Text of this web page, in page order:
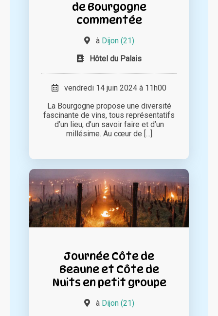
de Bourgogne
commentée
à Dijon (21)
Hôtel du Palais
vendredi 14 juin 2024 à 11h00
La Bourgogne propose une diversité
fascinante de vins, tous représentatifs
d’un lieu, d’un savoir faire et d’un
millésime. Au cœur de [...]
Journée Côte de
Beaune et Côte de
Nuits en petit groupe
à Dijon (21)